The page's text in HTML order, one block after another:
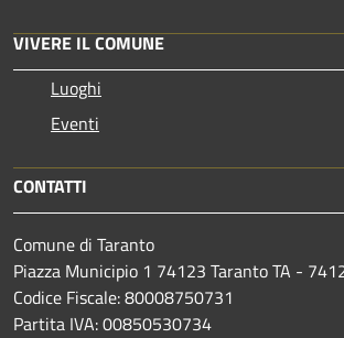
VIVERE IL COMUNE
Luoghi
Eventi
CONTATTI
Comune di Taranto
Piazza Municipio 1 74123 Taranto TA -
Codice Fiscale: 80008750731
Partita IVA: 00850530734